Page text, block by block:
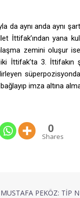
da aynı anda aynı
İttifak’ından yana
zemini oluşur
İttifak’ta 3. İttifakın
imza altına
0
Shares
PEKÖZ: TİP